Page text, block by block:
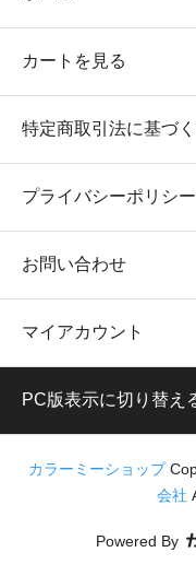
カートを見る
特定商取引法に基づ
プライバシーポリシー
お問い合わせ
マイアカウント
PC版表示に切り替え
カラーミーショップ
会社
Powered By